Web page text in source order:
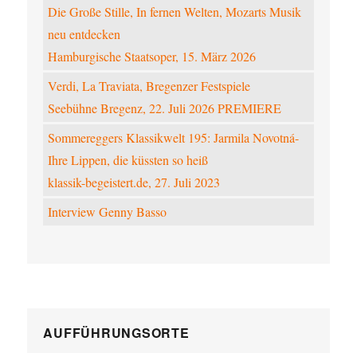
Die Große Stille, In fernen Welten, Mozarts Musik
neu entdecken
Hamburgische Staatsoper, 15. März 2026
Verdi, La Traviata, Bregenzer Festspiele
Seebühne Bregenz, 22. Juli 2026 PREMIERE
Sommereggers Klassikwelt 195: Jarmila Novotná-
Ihre Lippen, die küssten so heiß
klassik-begeistert.de, 27. Juli 2023
Interview Genny Basso
AUFFÜHRUNGSORTE